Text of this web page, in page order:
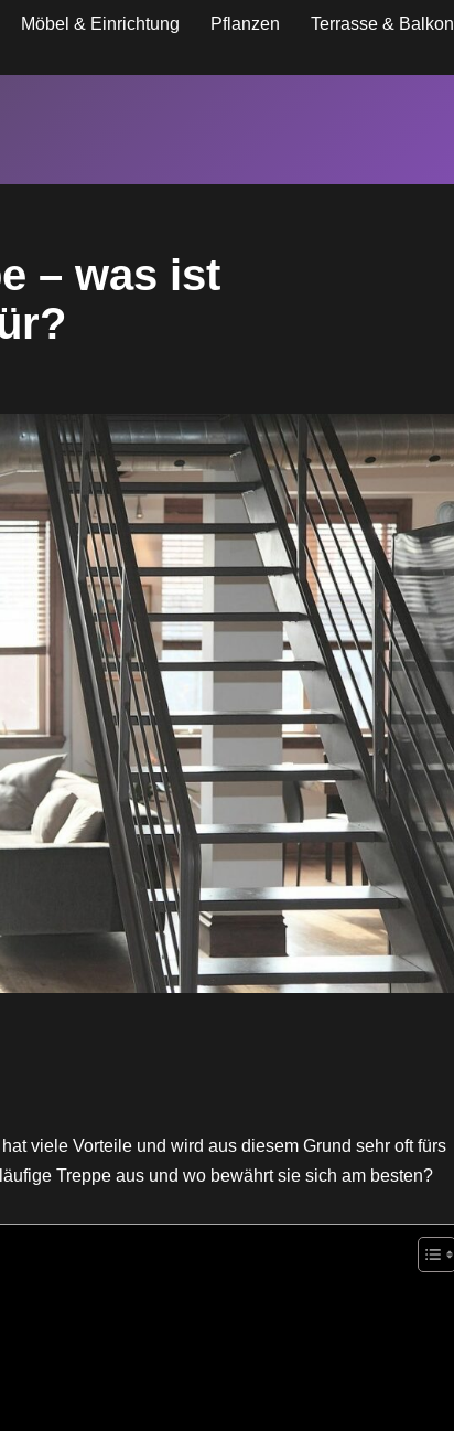
Möbel & Einrichtung Pflanzen Terrasse & Balkon
– was ist
viele Vorteile und wird aus diesem Grund sehr oft fürs
Treppe aus und wo bewährt sie sich am besten?